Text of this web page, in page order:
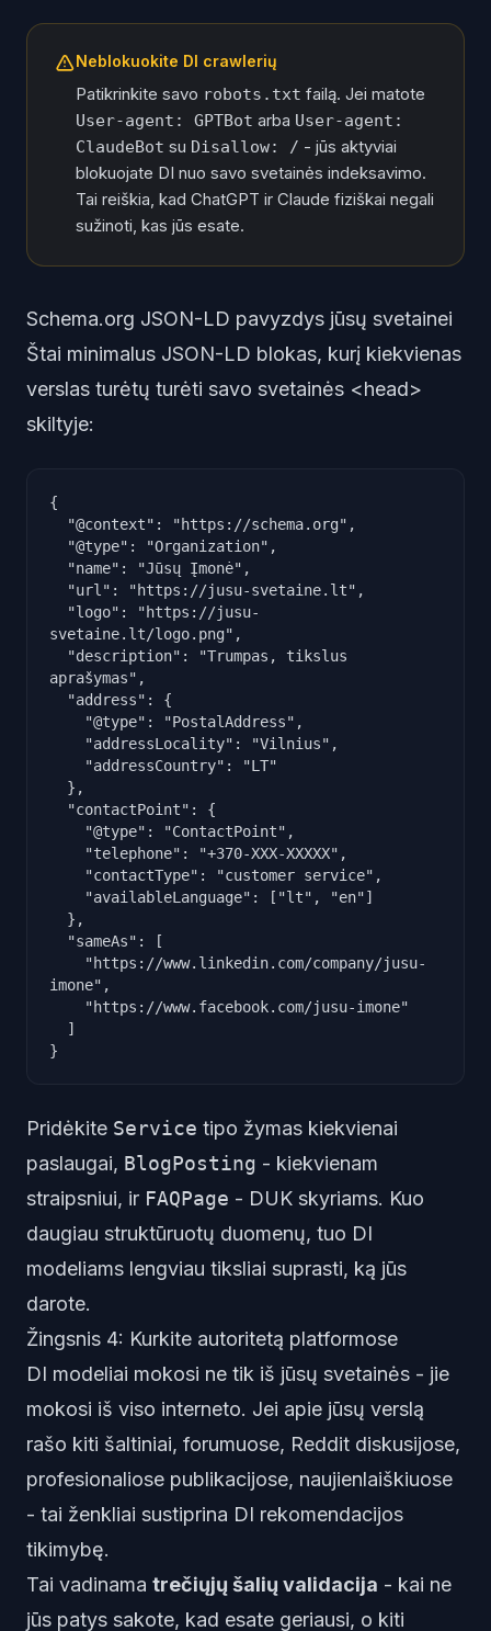
Neblokuokite DI crawlerių
Patikrinkite savo robots.txt failą. Jei matote
User-agent: GPTBot arba User-agent:
ClaudeBot su Disallow: / - jūs aktyviai
blokuojate DI nuo savo svetainės indeksavimo.
Tai reiškia, kad ChatGPT ir Claude fiziškai negali
sužinoti, kas jūs esate.
Schema.org JSON-LD pavyzdys jūsų svetainei
Štai minimalus JSON-LD blokas, kurį kiekvienas
verslas turėtų turėti savo svetainės <head>
skiltyje:
{
svetaine.lt/logo.png",
aprašymas",
imone",
}
Pridėkite Service tipo žymas kiekvienai
paslaugai, BlogPosting - kiekvienam
straipsniui, ir FAQPage - DUK skyriams. Kuo
daugiau struktūruotų duomenų, tuo DI
modeliams lengviau tiksliai suprasti, ką jūs
darote.
Žingsnis 4: Kurkite autoritetą platformose
DI modeliai mokosi ne tik iš jūsų svetainės - jie
mokosi iš viso interneto. Jei apie jūsų verslą
rašo kiti šaltiniai, forumuose, Reddit diskusijose,
profesionaliose publikacijose, naujienlaiškiuose
- tai ženkliai sustiprina DI rekomendacijos
tikimybę.
Tai vadinama trečiųjų šalių validacija - kai ne
jūs patys sakote, kad esate geriausi, o kiti